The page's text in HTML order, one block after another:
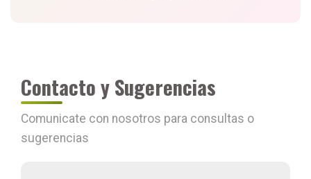
Contacto y Sugerencias
Comunicate con nosotros para consultas o
sugerencias